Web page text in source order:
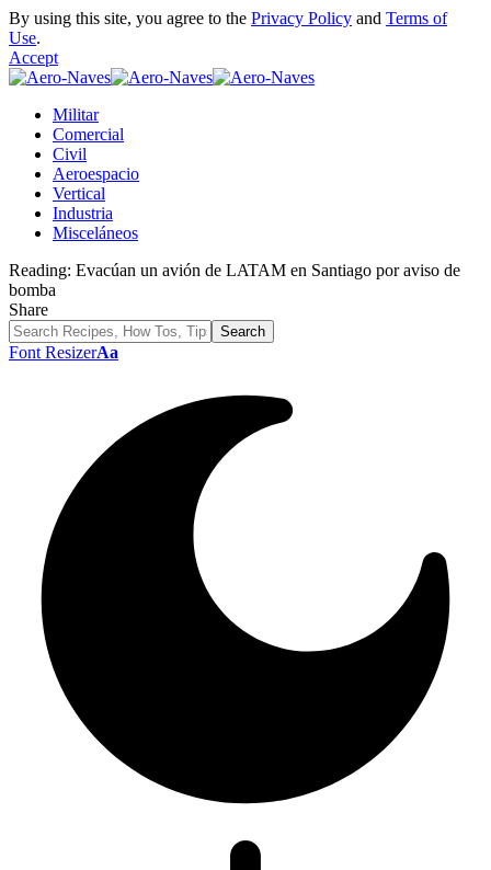
By using this site, you agree to the Privacy Policy and Terms of
Use.
Accept
Militar
Comercial
Civil
Aeroespacio
Vertical
Industria
Misceláneos
Reading: Evacúan un avión de LATAM en Santiago por aviso de
bomba
Share
Font ResizerAa